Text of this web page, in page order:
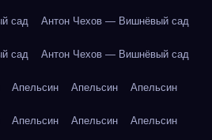
сад Антон Чехов — Вишнёвый сад
сад Антон Чехов — Вишнёвый сад
Апельсин Апельсин Апельсин
Апельсин Апельсин Апельсин